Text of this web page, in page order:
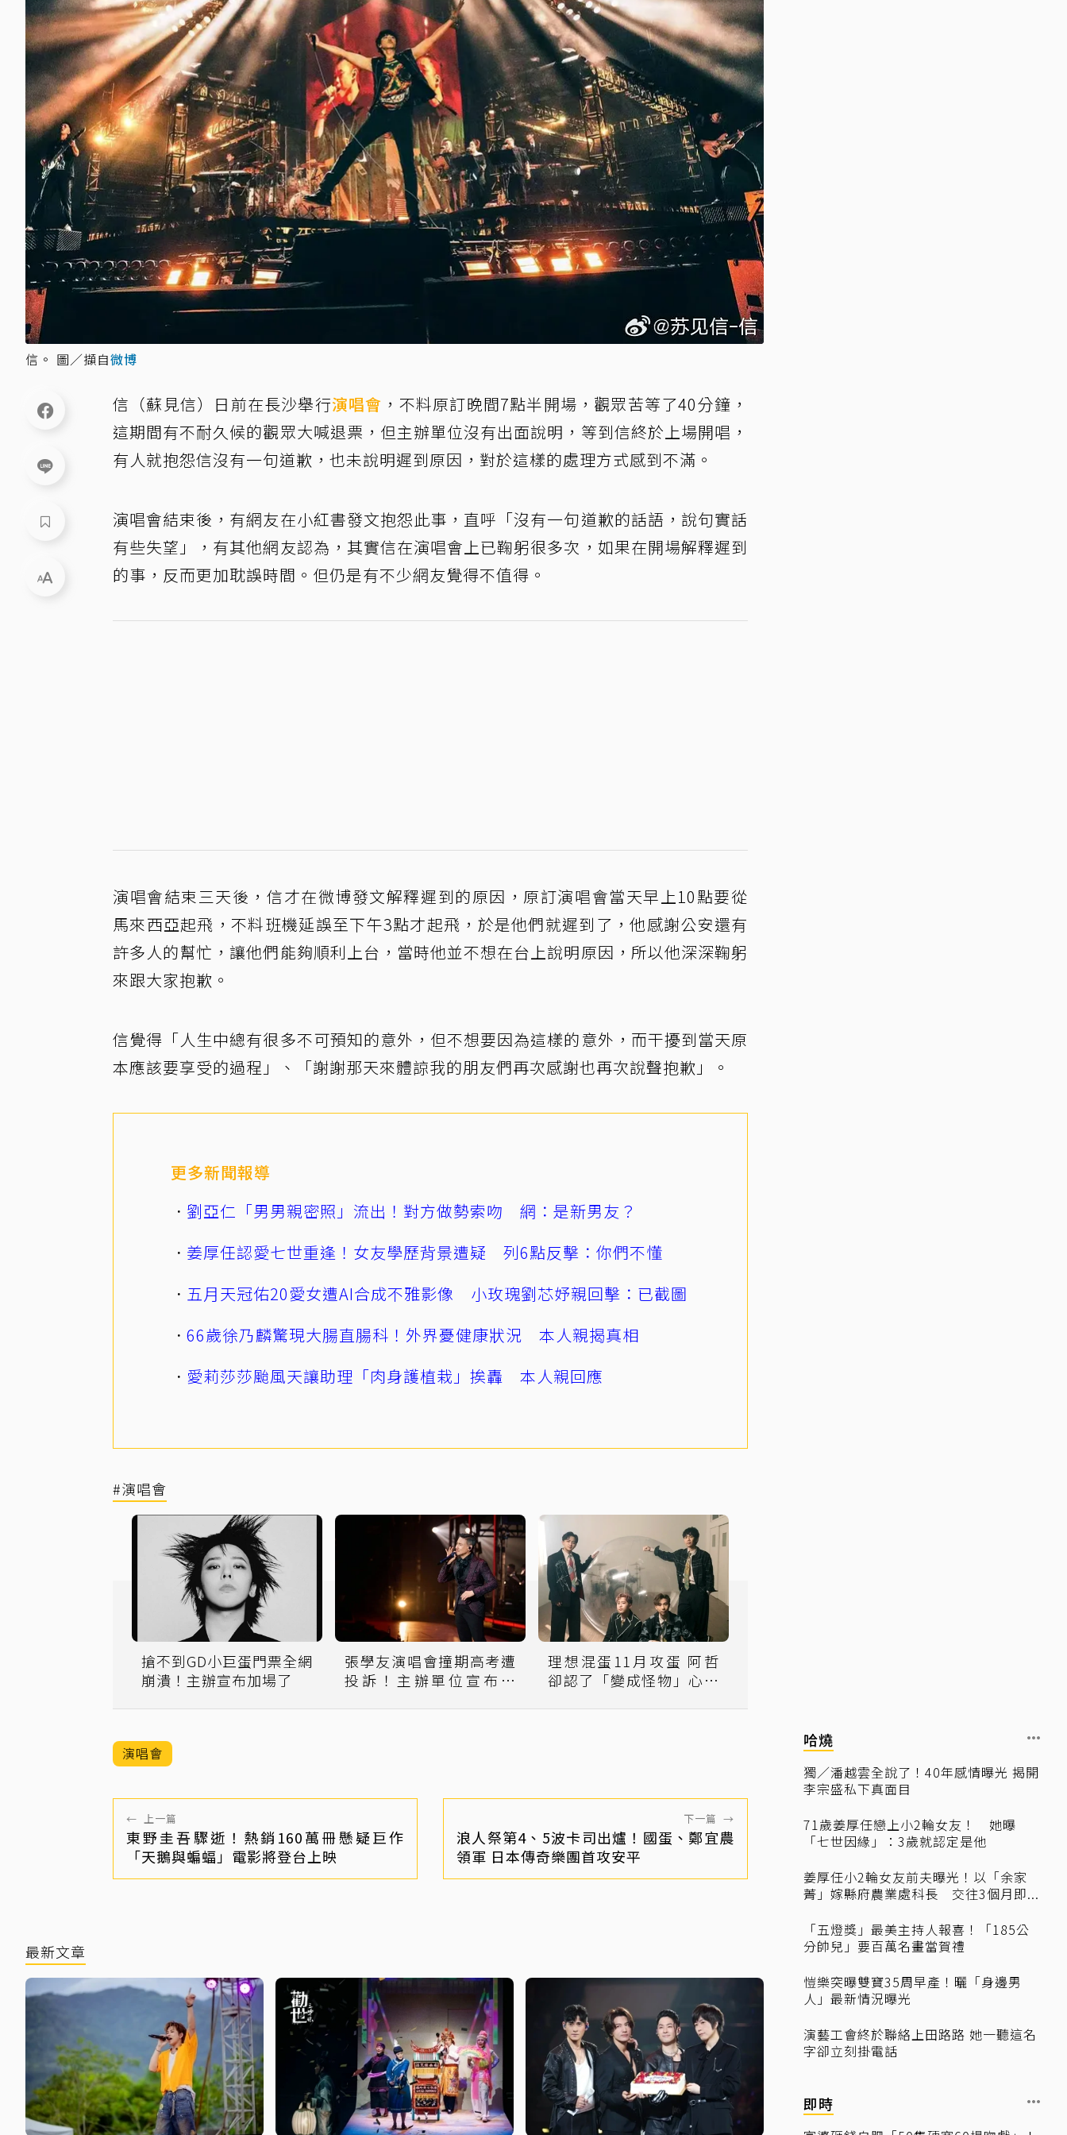
信。 圖／擷自微博
信（蘇見信）日前在長沙舉行演唱會 ，不料原訂晚間7點半開場，觀眾苦等了40分鐘，
這期間有不耐久候的觀眾大喊退票，但主辦單位沒有出面說明，等到信終於上場開唱，
有人就抱怨信沒有一句道歉，也未說明遲到原因，對於這樣的處理方式感到不滿。
演唱會結束後，有網友在小紅書發文抱怨此事，直呼「沒有一句道歉的話語，說句實話
有些失望」，有其他網友認為，其實信在演唱會上已鞠躬很多次，如果在開場解釋遲到
的事，反而更加耽誤時間。但仍是有不少網友覺得不值得。
演唱會結束三天後，信才在微博發文解釋遲到的原因，原訂演唱會當天早上10點要從
馬來西亞起飛，不料班機延誤至下午3點才起飛，於是他們就遲到了，他感謝公安還有
許多人的幫忙，讓他們能夠順利上台，當時他並不想在台上說明原因，所以他深深鞠躬
來跟大家抱歉。
信覺得「人生中總有很多不可預知的意外，但不想要因為這樣的意外，而干擾到當天原
本應該要享受的過程」、「謝謝那天來體諒我的朋友們再次感謝也再次說聲抱歉」。
更多新聞報導
劉亞仁「男男親密照」流出！對方做勢索吻 網：是新男友？
姜厚任認愛七世重逢！女友學歷背景遭疑 列6點反擊：你們不懂
五月天冠佑20愛女遭AI合成不雅影像 小玫瑰劉芯妤親回擊：已截圖
66歲徐乃麟驚現大腸直腸科！外界憂健康狀況 本人親揭真相
愛莉莎莎颱風天讓助理「肉身護植栽」挨轟 本人親回應
#演唱會
搶不到GD小巨蛋門票全網
崩潰！主辦宣布加場了
張學友演唱會撞期高考遭
投訴！主辦單位宣布延
理想混蛋11月攻蛋 阿哲
卻認了「變成怪物」心聲
演唱會
← 上一篇
東野圭吾驟逝！熱銷160萬冊懸疑巨作
「天鵝與蝙蝠」電影將登台上映
下一篇 →
浪人祭第4、5波卡司出爐！國蛋、鄭宜農
領軍 日本傳奇樂團首攻安平
最新文章
哈燒
獨／潘越雲全說了！40年感情曝光 揭開
李宗盛私下真面目
71歲姜厚任戀上小2輪女友！ 她曝
「七世因緣」：3歲就認定是他
姜厚任小2輪女友前夫曝光！以「余家
菁」嫁縣府農業處科長 交往3個月即...
「五燈獎」最美主持人報喜！「185公
分帥兒」要百萬名畫當賀禮
愷樂突曝雙寶35周早產！曬「身邊男
人」最新情況曝光
演藝工會終於聯絡上田路路 她一聽這名
字卻立刻掛電話
即時